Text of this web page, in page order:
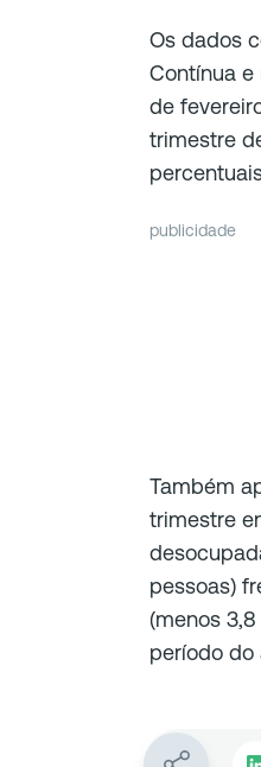
Os dados
Contínua e
de
trimestre
publicidade
Também
trimestre
pessoas)
(menos
período do